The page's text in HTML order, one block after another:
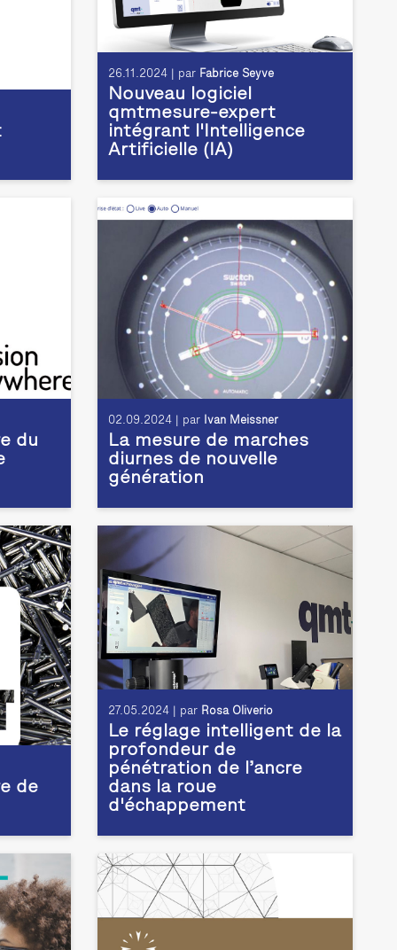
26.11.2024 | par Fabrice Seyve
Nouveau logiciel
qmtmesure-expert
intégrant l'Intelligence
Artificielle (IA)
du
02.09.2024 | par Ivan Meissner
La mesure de marches
diurnes de nouvelle
génération
de
27.05.2024 | par Rosa Oliverio
Le réglage intelligent de la
profondeur de
pénétration de l’ancre
dans la roue
d'échappement